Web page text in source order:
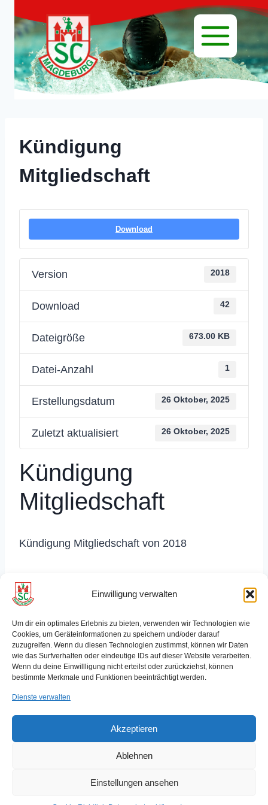
Einwilligung verwalten
Um dir ein optimales Erlebnis zu bieten, verwenden wir Technologien wie
Cookies, um Geräteinformationen zu speichern und/oder darauf
zuzugreifen. Wenn du diesen Technologien zustimmst, können wir Daten
wie das Surfverhalten oder eindeutige IDs auf dieser Website verarbeiten.
Wenn du deine Einwillligung nicht erteilst oder zurückziehst, können
bestimmte Merkmale und Funktionen beeinträchtigt werden.
Dienste verwalten
Akzeptieren
Ablehnen
Einstellungen ansehen
Inhalt
springen
Kündigung
Mitgliedschaft
Download
Version 2018
Download 42
Dateigröße 673.00 KB
Datei-Anzahl 1
Erstellungsdatum 26 Oktober, 2025
Zuletzt aktualisiert 26 Oktober, 2025
Kündigung
Mitgliedschaft
Kündigung Mitgliedschaft von 2018
Startseite SCM Schwimmen
Datenschutzerklärung
Impressum
Cookie-Richtlinie (EU)